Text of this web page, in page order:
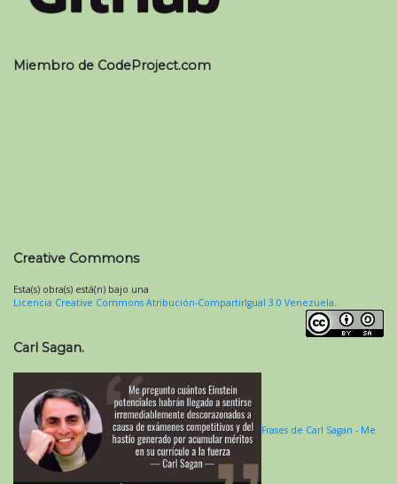
Miembro de CodeProject.com
Creative Commons
Esta(s) obra(s) está(n) bajo una
Licencia Creative Commons Atribución-CompartirIgual 3.0 Venezuela.
Carl Sagan.
Frases de Carl Sagan - Me